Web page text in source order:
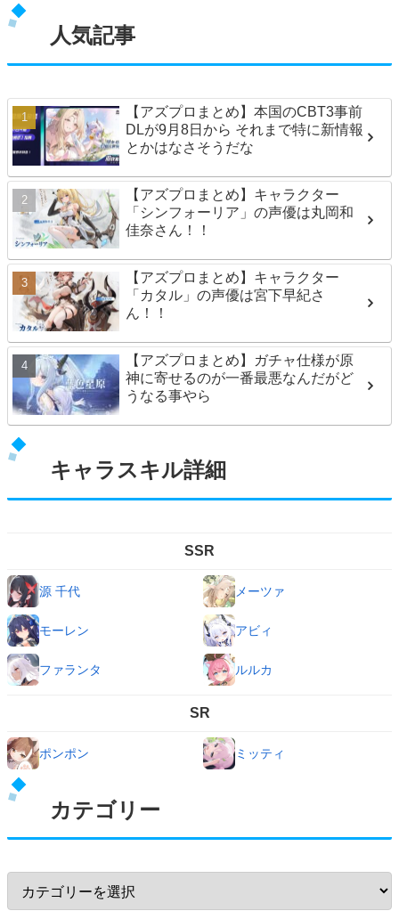
人気記事
【アズプロまとめ】本国のCBT3事前
DLが9月8日から それまで特に新情報
とかはなさそうだな
【アズプロまとめ】キャラクター
「シンフォーリア」の声優は丸岡和
佳奈さん！！
【アズプロまとめ】キャラクター
「カタル」の声優は宮下早紀さ
ん！！
【アズプロまとめ】ガチャ仕様が原
神に寄せるのが一番最悪なんだがど
うなる事やら
キャラスキル詳細
SSR
源 千代 メーツァ
モーレン アビィ
ファランタ ルルカ
SR
ポンポン ミッティ
カテゴリー